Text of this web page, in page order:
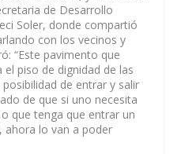
de Desarrollo
Soler, donde compartió
con los vecinos y
“Este pavimento que
piso de dignidad de las
de entrar y salir
de que si uno necesita
que tenga que entrar un
ahora lo van a poder